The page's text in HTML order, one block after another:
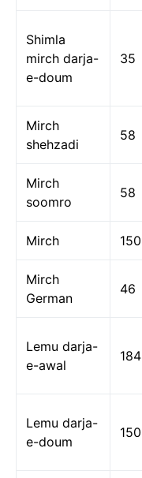
Shimla
mirch darja-
e-doum
35
Mirch
shehzadi
58
Mirch
soomro
58
Mirch 150
Mirch
German
46
Lemu darja-
e-awal
184
Lemu darja-
e-doum
150